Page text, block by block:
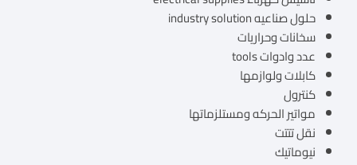
حلول صناعيه industry solution
سخانات وحراريات
عدد وادوات tools
كابلات ولوازمها
كنترول
مواتير الحركه ومستلزماتها
نقل تتتت
نيوماتيك